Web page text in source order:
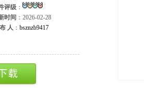
评级 ：
时间 ：2026-02-28
人 ： bsznzb9417